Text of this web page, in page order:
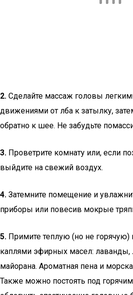
2. Сделайте массаж головы
движениями от лба к затылку,
обратно к шее. Не забудьте
3. Проветрите комнату или, если
выйдите на свежий воздух.
4. Затемните помещение и
приборы или повесив мокрые
5. Примите теплую (но не горячую)
каплями эфирных масел: лаванды,
майорана. Ароматная пена и
Также можно постоять под